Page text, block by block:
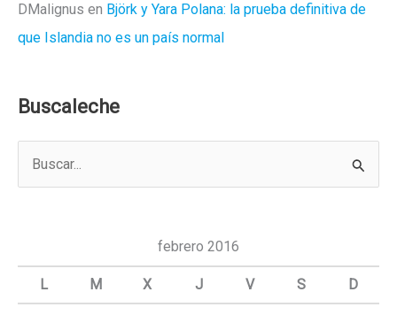
DMalignus en Björk y Yara Polana: la prueba definitiva de
que Islandia no es un país normal
Buscaleche
a
febrero 2016
L M X J V S D